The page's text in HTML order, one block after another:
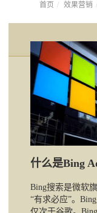
首页 效果营销
什么是Bing
Bing搜索是微软
“有求必应”。